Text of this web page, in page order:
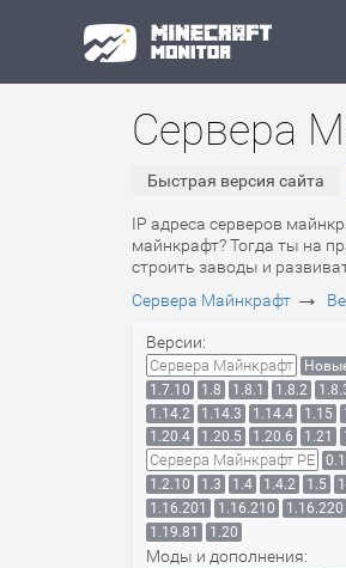
Сервера
Быстрая версия сайта
IP адреса серверов
майнкрафт? Тогда ты на
строить заводы и
Сервера Майнкрафт →
Версии:
Сервера Майнкрафт
1.7.10
1.8 1.8.1 1.8.2
1.14.2
1.14.3 1.14.4 1.15
1.20.4
1.20.5 1.20.6 1.21
Сервера Майнкрафт PE
1.2.10
1.3 1.4 1.4.2 1.5
1.16.201
1.16.210 1.16.220
1.19.81
1.20
Моды и дополнения: